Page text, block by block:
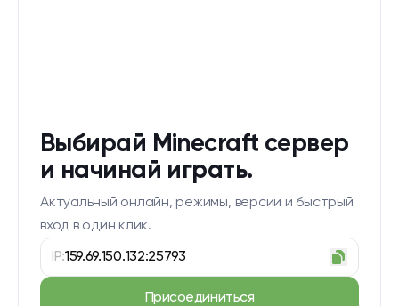
Выбирай Minecraft сервер
и начинай играть.
Актуальный онлайн, режимы, версии и быстрый
вход в один клик.
IP:159.69.150.132:25793
Присоединиться